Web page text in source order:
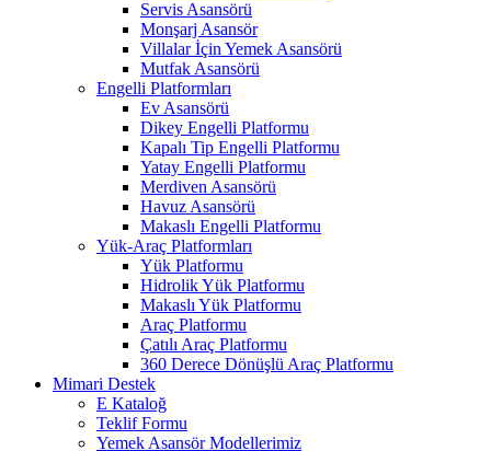
Servis Asansörü
Monşarj Asansör
Villalar İçin Yemek Asansörü
Mutfak Asansörü
Engelli Platformları
Ev Asansörü
Dikey Engelli Platformu
Kapalı Tip Engelli Platformu
Yatay Engelli Platformu
Merdiven Asansörü
Havuz Asansörü
Makaslı Engelli Platformu
Yük-Araç Platformları
Yük Platformu
Hidrolik Yük Platformu
Makaslı Yük Platformu
Araç Platformu
Çatılı Araç Platformu
360 Derece Dönüşlü Araç Platformu
Mimari Destek
E Kataloğ
Teklif Formu
Yemek Asansör Modellerimiz